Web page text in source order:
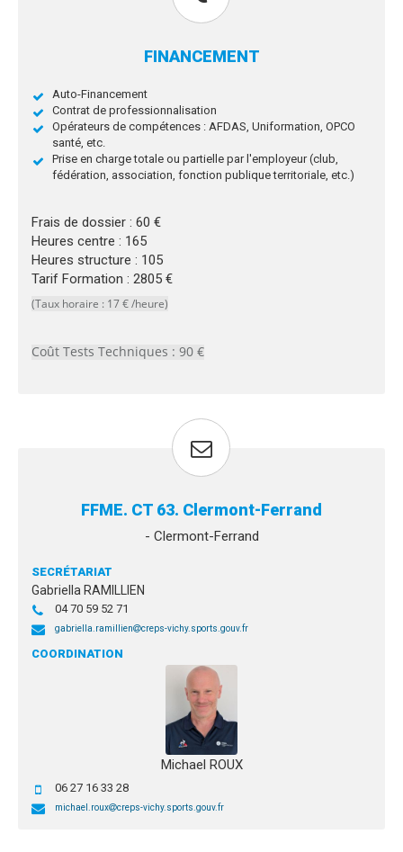
FINANCEMENT
Auto-Financement
Contrat de professionnalisation
Opérateurs de compétences : AFDAS, Uniformation, OPCO
santé, etc.
Prise en charge totale ou partielle par l'employeur (club,
fédération, association, fonction publique territoriale, etc.)
Frais de dossier : 60 €
Heures centre : 165
Heures structure : 105
Tarif Formation : 2805 €
(Taux horaire : 17 € /heure)
Coût Tests Techniques : 90 €
FFME. CT 63. Clermont-Ferrand
- Clermont-Ferrand
SECRÉTARIAT
Gabriella RAMILLIEN
04 70 59 52 71
gabriella.ramillien creps-vichy.sports.gouv.fr
COORDINATION
Michael ROUX
06 27 16 33 28
michael.roux creps-vichy.sports.gouv.fr